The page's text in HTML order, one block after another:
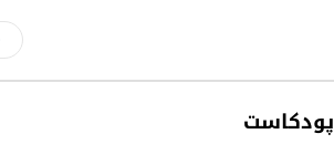
پودکاست